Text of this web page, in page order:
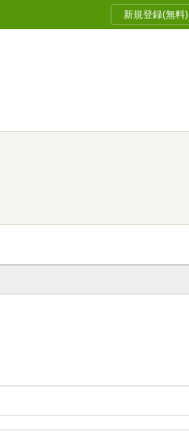
新規登録(無料)